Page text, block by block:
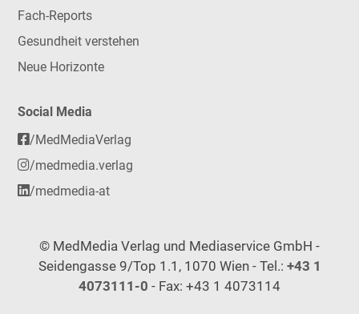
Fach-Reports
Gesundheit verstehen
Neue Horizonte
Social Media
/MedMediaVerlag
/medmedia.verlag
/medmedia-at
© MedMedia Verlag und Mediaservice GmbH -
Seidengasse 9/Top 1.1, 1070 Wien - Tel.: +43 1
4073111-0 - Fax: +43 1 4073114